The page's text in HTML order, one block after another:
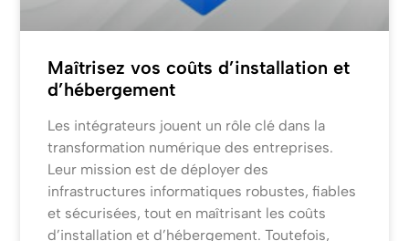
Maîtrisez vos coûts d’installation et
d’hébergement
Les intégrateurs jouent un rôle clé dans la
transformation numérique des entreprises.
Leur mission est de déployer des
infrastructures informatiques robustes, fiables
et sécurisées, tout en maîtrisant les coûts
d’installation et d’hébergement. Toutefois,